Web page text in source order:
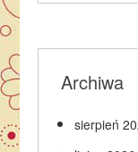
Archiwa
sierpień